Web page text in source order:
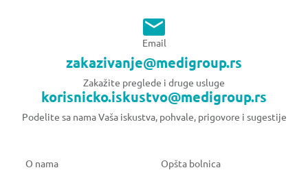
Email
zakazivanje@medigroup.rs
Zakažite preglede i druge usluge
korisnicko.iskustvo@medigroup.rs
Podelite sa nama Vaša iskustva, pohvale, prigovore i sugestije
O nama Opšta bolnica